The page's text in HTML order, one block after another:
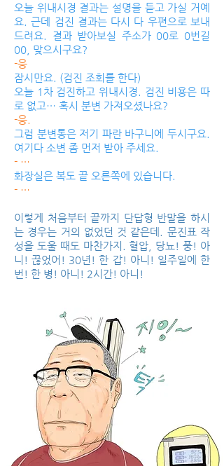
오늘 위내시경 결과는 설명을 듣고 가실 거예
요. 근데 검진 결과는 다시 다 우편으로 보내
드려요. 결과 받아보실 주소가 00로 0번길
00, 맞으시구요?
-응
잠시만요. (검진 조회를 한다)
오늘 1차 검진하고 위내시경. 검진 비용은 따
로 없고… 혹시 분변 가져오셨나요?
-응.
그럼 분변통은 저기 파란 바구니에 두시구요.
여기다 소변 좀 먼저 받아 주세요.
- …
화장실은 복도 끝 오른쪽에 있습니다.
- …
이렇게 처음부터 끝까지 단답형 반말을 하시
는 경우는 거의 없었던 것 같은데. 문진표 작
성을 도울 때도 마찬가지. 혈압, 당뇨! 풍! 아
니! 끊었어! 30년! 한 갑! 아니! 일주일에 한
번! 한 병! 아니! 2시간! 아니!